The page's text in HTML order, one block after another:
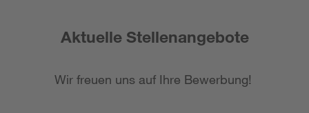
Aktuelle Stellenangebote
Wir freuen uns auf Ihre Bewerbung!